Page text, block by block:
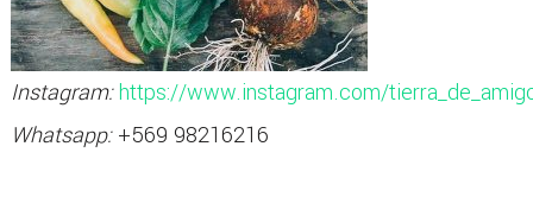
Instagram:https://www.instagram.com/
Whatsapp:+569 98216216